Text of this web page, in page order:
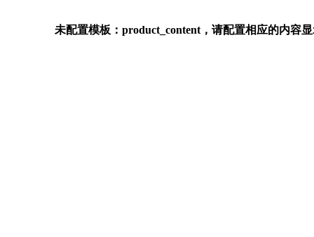
未配置模板：product_content，请配置相应的内容